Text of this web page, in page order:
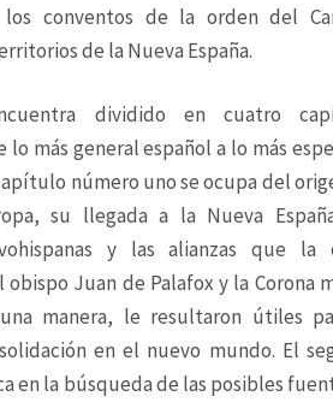
conventos de la orden del
de la Nueva España.
dividido en cuatro
más general español a lo más
número uno se ocupa del
su llegada a la Nueva
y las alianzas que la
Juan de Palafox y la Corona
manera, le resultaron útiles
en el nuevo mundo. El
en la búsqueda de las posibles